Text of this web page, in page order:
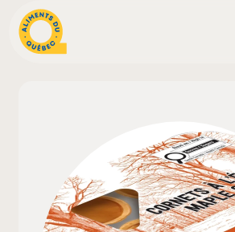
Aliments d'ici
Recettes
Inspirations d'ici